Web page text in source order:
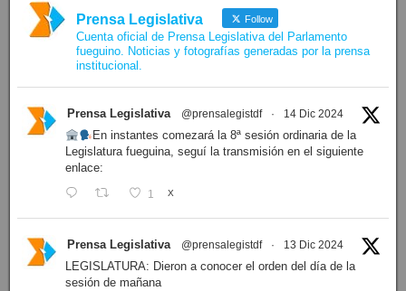
Prensa Legislativa Follow
Cuenta oficial de Prensa Legislativa del Parlamento
fueguino. Noticias y fotografías generadas por la prensa
institucional.
Prensa Legislativa @prensalegistdf · 14 Dic 2024
En instantes comezará la 8ª sesión ordinaria de la
Legislatura fueguina, seguí la transmisión en el siguiente
enlace:
1 X
Prensa Legislativa @prensalegistdf · 13 Dic 2024
LEGISLATURA: Dieron a conocer el orden del día de la
sesión de mañana